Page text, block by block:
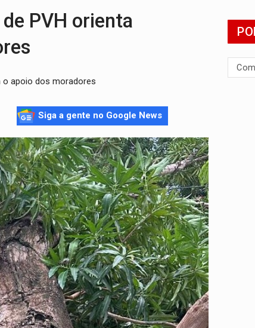
PVH orienta
apoio dos moradores
Siga a gente no Google News